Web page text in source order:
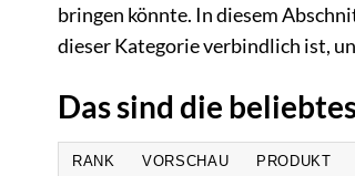
bringen könnte. In diesem
dieser Kategorie verbindlich ist,
Das sind die
RANK VORSCHAU PRODUKT